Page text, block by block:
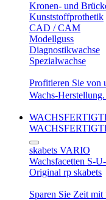
Kronen- und
Kunststoffprothetik
CAD / CAM
Modellguss
Diagnostikwachse
Spezialwachse
Profitieren Sie von
Wachs-Herstellung.
skabets VARIO
Wachsfacetten S-
Original rp skabets
Sparen Sie Zeit